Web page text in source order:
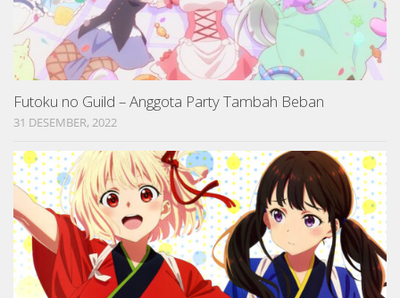
Futoku no Guild – Anggota Party Tambah Beban
31 DESEMBER, 2022